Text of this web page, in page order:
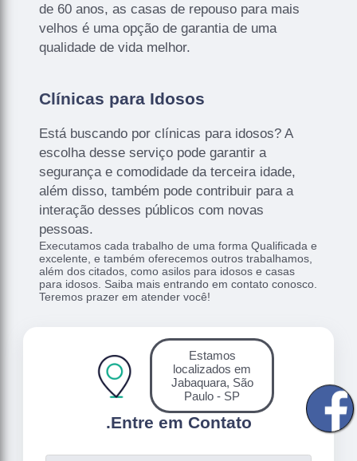
de 60 anos, as casas de repouso para mais
velhos é uma opção de garantia de uma
qualidade de vida melhor.
Clínicas para Idosos
Está buscando por clínicas para idosos? A
escolha desse serviço pode garantir a
segurança e comodidade da terceira idade,
além disso, também pode contribuir para a
interação desses públicos com novas
pessoas.
Executamos cada trabalho de uma forma Qualificada e
excelente, e também oferecemos outros trabalhamos,
além dos citados, como asilos para idosos e casas
para idosos. Saiba mais entrando em contato conosco.
Teremos prazer em atender você!
.Entre em Contato
Estamos
localizados em
Jabaquara, São
Paulo - SP